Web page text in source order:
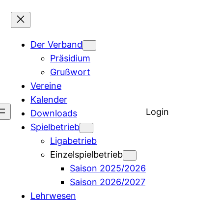
Der Verband
Präsidium
Grußwort
Vereine
Kalender
Downloads
Spielbetrieb
Ligabetrieb
Einzelspielbetrieb
Saison 2025/2026
Saison 2026/2027
Lehrwesen
Login